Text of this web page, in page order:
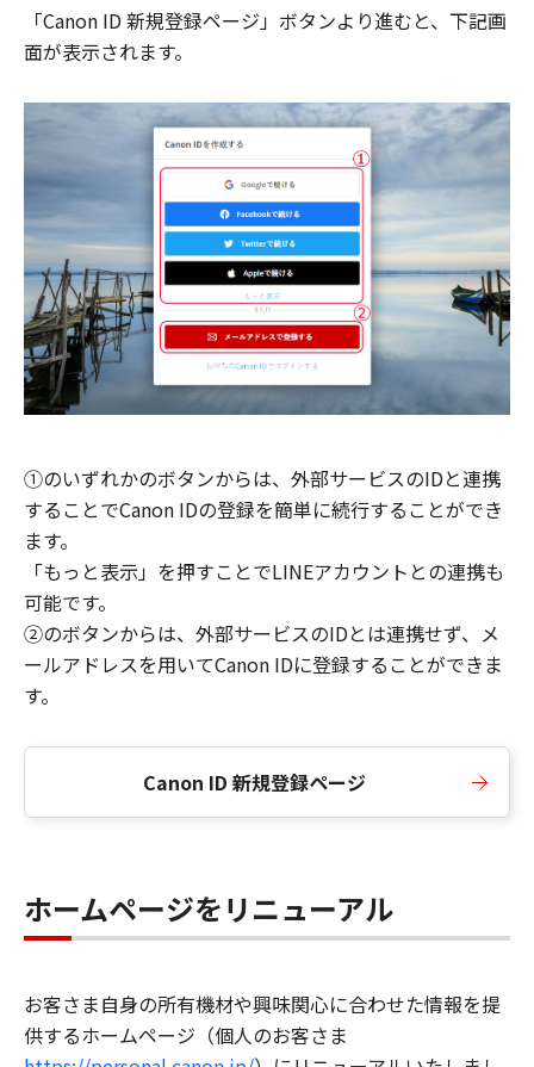
「Canon ID 新規登録ページ」ボタンより進むと、下記画
面が表示されます。
①のいずれかのボタンからは、外部サービスのIDと連携
することでCanon IDの登録を簡単に続行することができ
ます。
「もっと表示」を押すことでLINEアカウントとの連携も
可能です。
②のボタンからは、外部サービスのIDとは連携せず、メ
ールアドレスを用いてCanon IDに登録することができま
す。
Canon ID 新規登録ページ
ホームページをリニューアル
お客さま自身の所有機材や興味関心に合わせた情報を提
供するホームページ（個人のお客さま